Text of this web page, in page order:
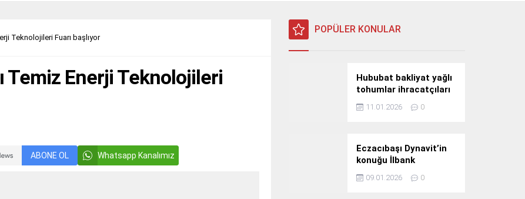
Teknolojileri Fuarı başlıyor
Temiz Enerji Teknolojileri
ABONE OL Whatsapp Kanalımız
POPÜLER KONULAR
Hububat bakliyat yağlı
tohumlar ihracatçıları
Güney Kore yolcusu
11.01.2026 0
Eczacıbaşı Dynavit’in
konuğu İlbank
09.01.2026 0